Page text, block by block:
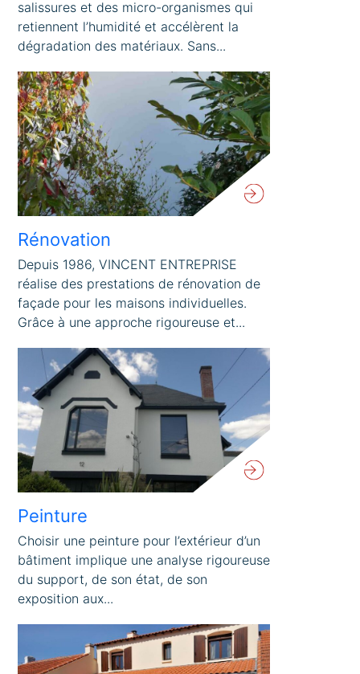
salissures et des micro-organismes qui
retiennent l’humidité et accélèrent la
dégradation des matériaux. Sans...
Rénovation
Depuis 1986, VINCENT ENTREPRISE
réalise des prestations de rénovation de
façade pour les maisons individuelles.
Grâce à une approche rigoureuse et...
Peinture
Choisir une peinture pour l’extérieur d’un
bâtiment implique une analyse rigoureuse
du support, de son état, de son
exposition aux...